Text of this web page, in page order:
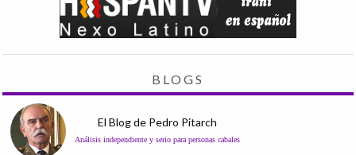
BLOGS
El Blog de Pedro Pitarch
Análisis independiente y serio para personas cabales